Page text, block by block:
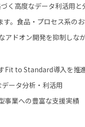
く高度なデータ利活用
。食品・プロセス系の
ドオン開発を抑制しな
Fit to Standard導入を推
ータ分析・利活用
事業への豊富な支援実績